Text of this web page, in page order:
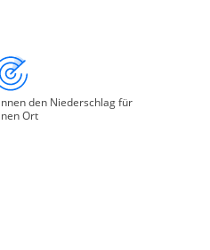
den Niederschlag für
Ort